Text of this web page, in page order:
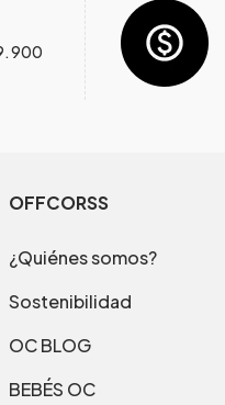
OFFCORSS
¿Quiénes somos?
Sostenibilidad
OC BLOG
BEBÉS OC